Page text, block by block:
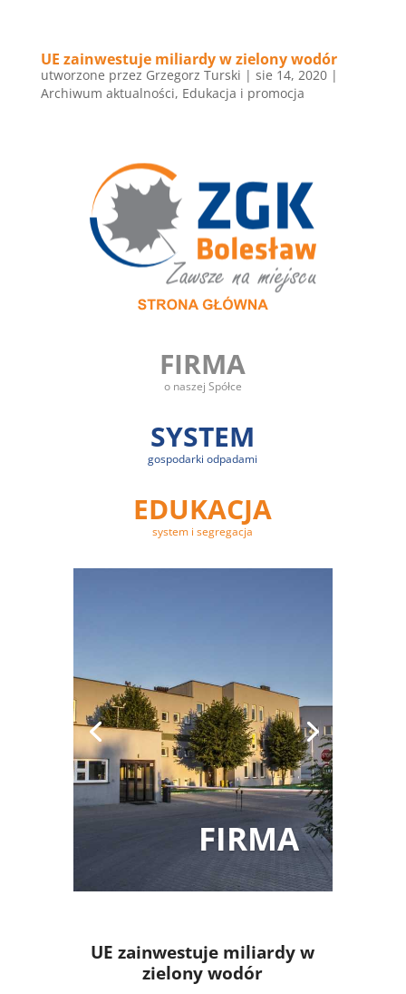
UE zainwestuje miliardy w zielony wodór
utworzone przez Grzegorz Turski | sie 14, 2020|
Archiwum aktualności, Edukacja i promocja
FIRMA
o naszej Spółce
SYSTEM
gospodarki odpadami
EDUKACJA
system i segregacja
FIRMA
UE zainwestuje miliardy w
zielony wodór